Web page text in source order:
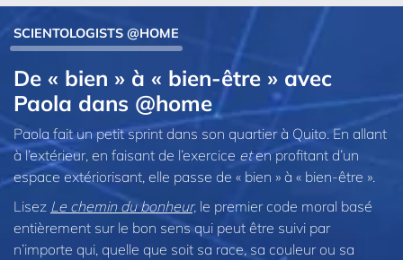
SCIENTOLOGISTS @HOME
De « bien » à « bien-être » avec
Paola dans @home
Paola fait un petit sprint dans son quartier à Quito. En allant
à l’extérieur, en faisant de l’exercice eten profitant d’un
espace extériorisant, elle passe de « bien » à « bien-être ».
Lisez Le chemin du bonheur, le premier code moral basé
entièrement sur le bon sens qui peut être suivi par
n’importe qui, quelle que soit sa race, sa couleur ou sa